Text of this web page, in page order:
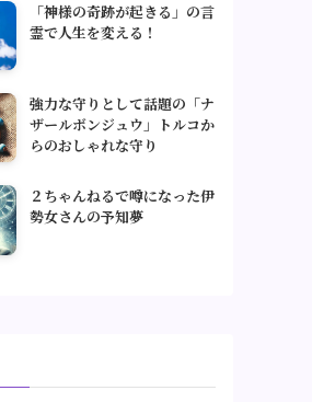
「神様の奇跡が起きる」の言
霊で人生を変える！
強力な守りとして話題の「ナ
ザールボンジュウ」トルコか
らのおしゃれな守り
２ちゃんねるで噂になった伊
勢女さんの予知夢